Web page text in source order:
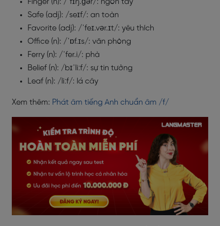
Finger (n): /ˈfɪŋ.ɡər/: ngón tay
Safe (adj): /seɪf/: an toàn
Favorite (adj): /ˈfeɪ.vər.ɪt/: yêu thích
Office (n): /ˈɒf.ɪs/: văn phòng
Ferry (n): /ˈfer.i/: phà
Belief (n): /bɪˈliːf/: sự tin tưởng
Leaf (n): /liːf/: lá cây
Xem thêm: Phát âm tiếng Anh chuẩn âm /f/